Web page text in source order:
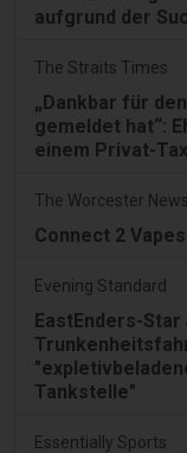
aufgrund der
The Straits Times
„Dankbar für
gemeldet hat“:
einem Privat-
The Worcester News
Connect 2
Evening Standard
EastEnders-Star
Tankstelle"
Essentially Sports